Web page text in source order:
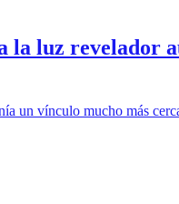
la luz revelador
un vínculo mucho más